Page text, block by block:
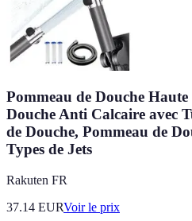
Pommeau de Douche
Douche Anti Calcaire avec
de Douche, Pommeau de
Types de Jets
Rakuten FR
37.14 EURVoir le prix